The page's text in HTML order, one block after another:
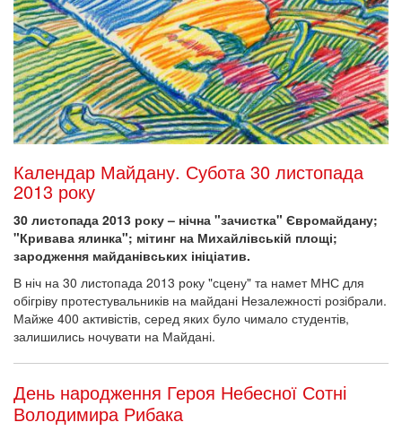
Календар Майдану. Субота 30 листопада
2013 року
30 листопада 2013 року – нічна "зачистка" Євромайдану;
"Кривава ялинка"; мітинг на Михайлівській площі;
зародження майданівських ініціатив.
В ніч на 30 листопада 2013 року "сцену" та намет МНС для
обігріву протестувальників на майдані Незалежності розібрали.
Майже 400 активістів, серед яких було чимало студентів,
залишились ночувати на Майдані.
День народження Героя Небесної Сотні
Володимира Рибака